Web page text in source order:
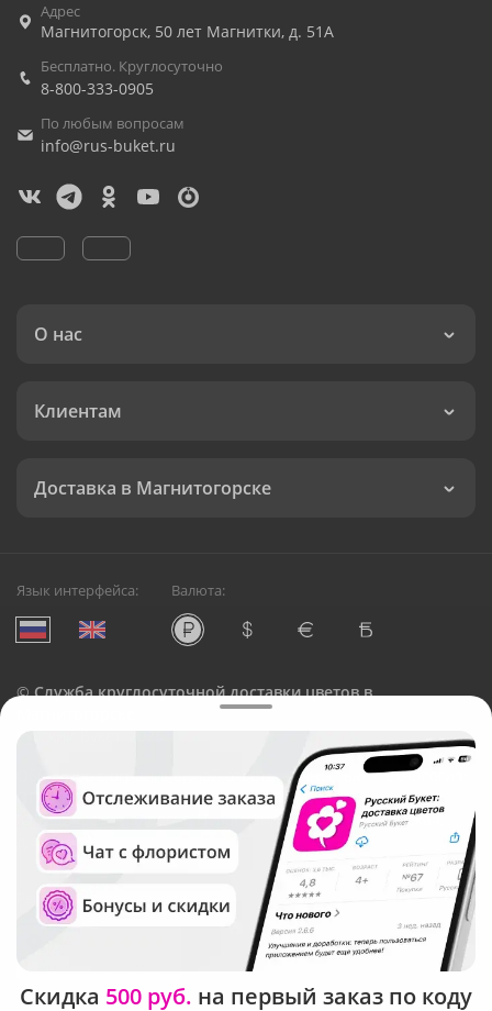
Адрес
Магнитогорск, 50 лет Магнитки, д. 51А
Бесплатно. Круглосуточно
8-800-333-0905
По любым вопросам
info@rus-buket.ru
О нас
Клиентам
Доставка в Магнитогорске
Язык интерфейса: Валюта:
©Служба круглосуточной доставки цветов в
Русский Букет, 2026
Общество с ограниченной ответственностью «Технология»
ОГРН: 1195476081745, ИНН: 5410081997
Юридический адрес: г. Новосибирск, ул. Ипподромская,
д.42, оф. 3
Рейтинг Русского букета
Скидка 500 руб. на первый заказ по коду